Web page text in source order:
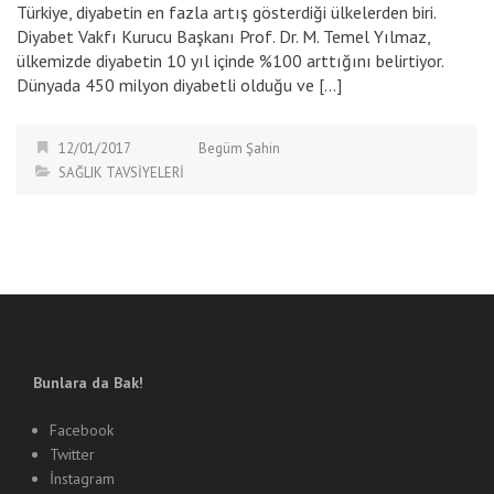
Türkiye, diyabetin en fazla artış gösterdiği ülkelerden biri.
Diyabet Vakfı Kurucu Başkanı Prof. Dr. M. Temel Yılmaz,
ülkemizde diyabetin 10 yıl içinde %100 arttığını belirtiyor.
Dünyada 450 milyon diyabetli olduğu ve […]
12/01/2017
Begüm Şahin
SAĞLIK TAVSİYELERİ
Bunlara da Bak!
Facebook
Twitter
İnstagram